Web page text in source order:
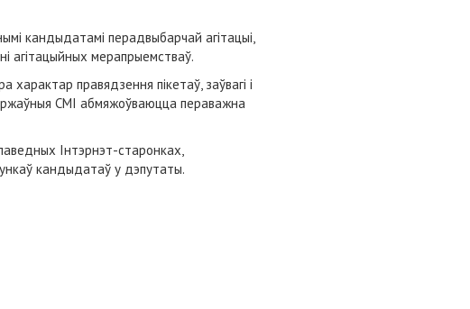
кандыдатамі перадвыбарчай агітацыі,
агітацыйных мерапрыемстваў.
правядзення пікетаў, заўвагі і
СМІ абмяжоўваюцца пераважна
Інтэрнэт-старонках,
кандыдатаў у дэпутаты.